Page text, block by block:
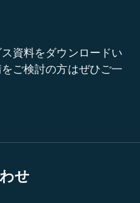
資料をダウンロードい
ご検討の方はぜひご一
せ